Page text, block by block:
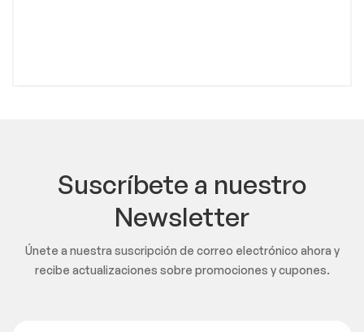
Suscríbete a nuestro
Newsletter
Únete a nuestra suscripción de correo electrónico ahora y
recibe actualizaciones sobre promociones y cupones.